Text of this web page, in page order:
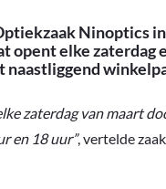
Ninoptics
opent elke zaterdag
naastliggend
zaterdag van maart
en 18 uur”, vertelde